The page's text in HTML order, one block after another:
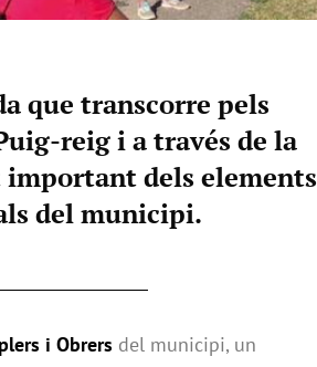
que transcorre pels
reig i a través de la
dels elements
del municipi.
i Obrers del municipi, un